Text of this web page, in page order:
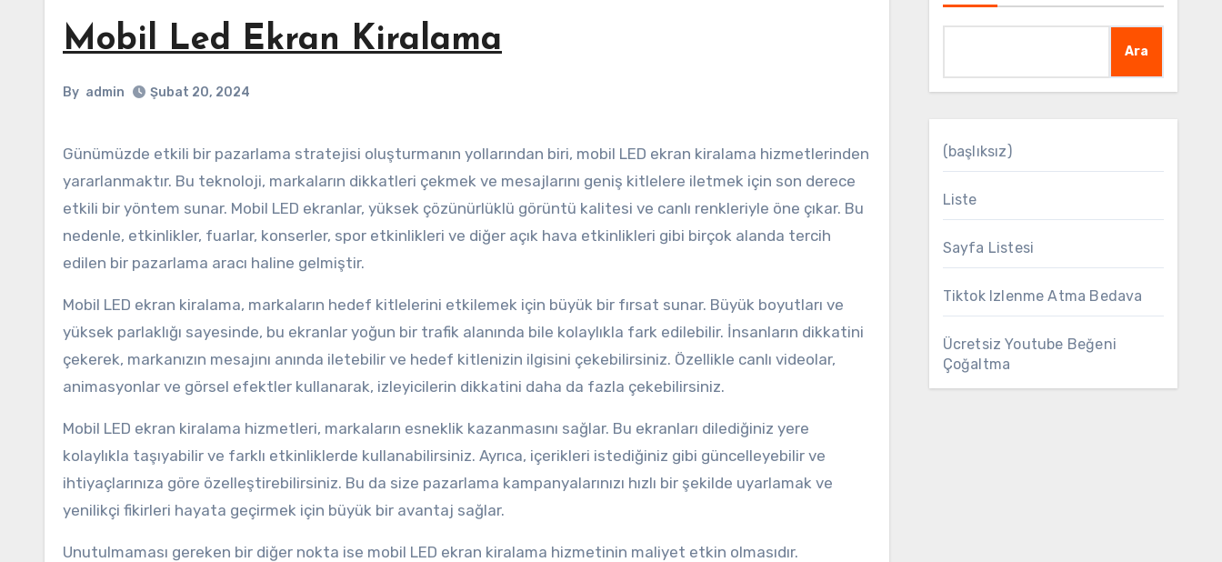
Mobil Led Ekran Kiralama
By admin Şubat 20, 2024
Günümüzde etkili bir pazarlama stratejisi oluşturmanın yollarından biri, mobil LED ekran kiralama hizmetlerinden
yararlanmaktır. Bu teknoloji, markaların dikkatleri çekmek ve mesajlarını geniş kitlelere iletmek için son derece
etkili bir yöntem sunar. Mobil LED ekranlar, yüksek çözünürlüklü görüntü kalitesi ve canlı renkleriyle öne çıkar. Bu
nedenle, etkinlikler, fuarlar, konserler, spor etkinlikleri ve diğer açık hava etkinlikleri gibi birçok alanda tercih
edilen bir pazarlama aracı haline gelmiştir.
Mobil LED ekran kiralama, markaların hedef kitlelerini etkilemek için büyük bir fırsat sunar. Büyük boyutları ve
yüksek parlaklığı sayesinde, bu ekranlar yoğun bir trafik alanında bile kolaylıkla fark edilebilir. İnsanların dikkatini
çekerek, markanızın mesajını anında iletebilir ve hedef kitlenizin ilgisini çekebilirsiniz. Özellikle canlı videolar,
animasyonlar ve görsel efektler kullanarak, izleyicilerin dikkatini daha da fazla çekebilirsiniz.
Mobil LED ekran kiralama hizmetleri, markaların esneklik kazanmasını sağlar. Bu ekranları dilediğiniz yere
kolaylıkla taşıyabilir ve farklı etkinliklerde kullanabilirsiniz. Ayrıca, içerikleri istediğiniz gibi güncelleyebilir ve
ihtiyaçlarınıza göre özelleştirebilirsiniz. Bu da size pazarlama kampanyalarınızı hızlı bir şekilde uyarlamak ve
yenilikçi fikirleri hayata geçirmek için büyük bir avantaj sağlar.
Unutulmaması gereken bir diğer nokta ise mobil LED ekran kiralama hizmetinin maliyet etkin olmasıdır.
Ara
(başlıksız)
Liste
Sayfa Listesi
Tiktok Izlenme Atma Bedava
Ücretsiz Youtube Beğeni
Çoğaltma